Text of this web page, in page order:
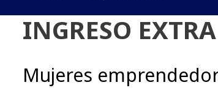
INGRESO EXTRA
Mujeres